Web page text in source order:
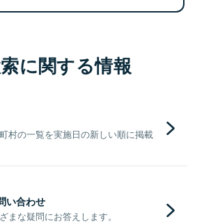
に関する情報
村の一覧を実施日の新しい順に掲載
い合わせ
まな疑問にお答えします。